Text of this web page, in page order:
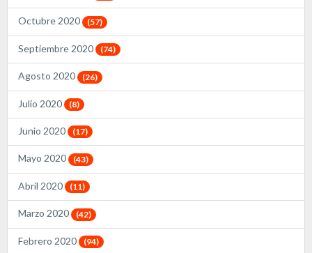
Octubre 2020 (57)
Septiembre 2020 (74)
Agosto 2020 (26)
Julio 2020 (8)
Junio 2020 (17)
Mayo 2020 (43)
Abril 2020 (11)
Marzo 2020 (42)
Febrero 2020 (94)